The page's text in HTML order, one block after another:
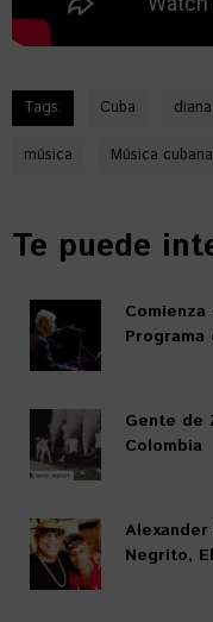
Tags: Cuba
música Música cubana
Te puede
Gente de
Colombia
Negrito,